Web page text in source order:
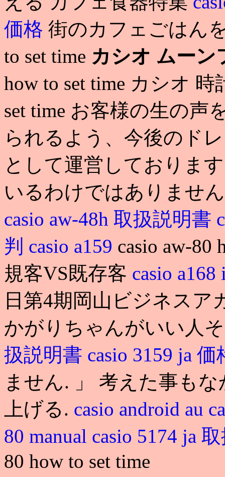
価格 街のカフェごはん
to set time カシオ ムーン
how to set time カシオ 時
set time お客様の生の声
られるよう、今後のド
として運営しておりま
いるわけではありませ
casio aw-48h 取扱説明書
判 casio a159 casio aw-80
規客VS既存客 casio a168
日第4期岡山ビジネスア
かがりちゃんがいい人
扱説明書 casio 3159 ja
ません. 」 考えた事も
上げる. casio android au
80 manual casio 5174 ja
80 how to set time